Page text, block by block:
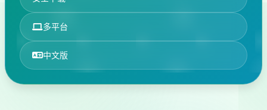
多平台
中文版